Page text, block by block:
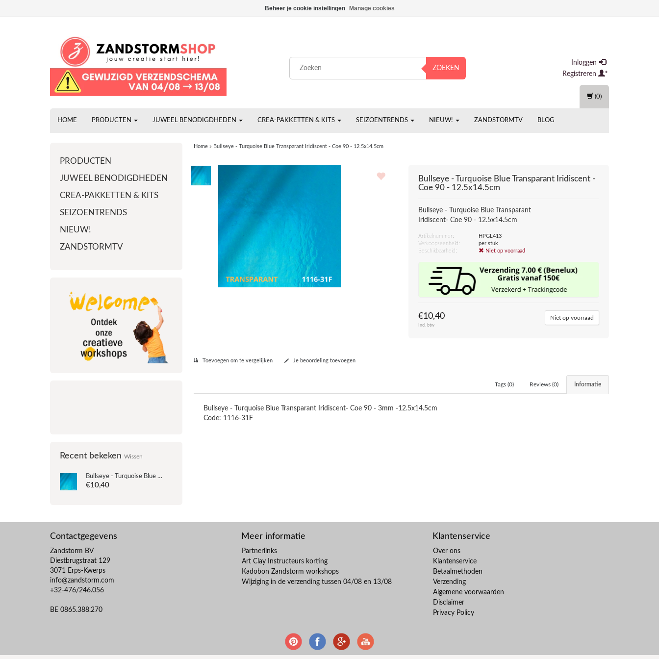
ZOEKEN
Inloggen
Registreren
HOME PRODUCTEN JUWEEL BENODIGDHEDEN CREA-PAKKETTEN & KITS SEIZOENTRENDS NIEUW! ZANDSTORMTV BLOG
(0)
PRODUCTEN
JUWEEL BENODIGDHEDEN
CREA-PAKKETTEN & KITS
SEIZOENTRENDS
NIEUW!
ZANDSTORMTV
Recent bekeken Wissen
Bullseye - Turquoise Blue Transparant Iridiscent - Coe 90 - 12.5x14.5cm
€10,40
Home» Bullseye - Turquoise Blue Transparant Iridiscent - Coe 90 - 12.5x14.5cm
Bullseye - Turquoise Blue Transparant Iridiscent -
Coe 90 - 12.5x14.5cm
Bullseye - Turquoise Blue Transparant
Iridiscent- Coe 90 - 12.5x14.5cm
Artikelnummer:
HPGL413
Verkoopseenheid:
per stuk
Beschikbaarheid:
Niet op voorraad
€10,40
Incl. btw
Niet op voorraad
Toevoegen om te vergelijken Je beoordeling toevoegen
Informatie
Reviews (0)
Tags (0)
Bullseye - Turquoise Blue Transparant Iridiscent- Coe 90 - 3mm -12.5x14.5cm
Code: 1116-31F
Contactgegevens
Zandstorm BV
Diestbrugstraat 129
3071 Erps-Kwerps
info@zandstorm.com
+32-476/246.056
BE 0865.388.270
Meer informatie
Partnerlinks
Art Clay Instructeurs korting
Kadobon Zandstorm workshops
Wijziging in de verzending tussen 04/08 en 13/08
Klantenservice
Over ons
Klantenservice
Betaalmethoden
Verzending
Algemene voorwaarden
Disclaimer
Privacy Policy
Beheer je cookie instellingen Manage cookies